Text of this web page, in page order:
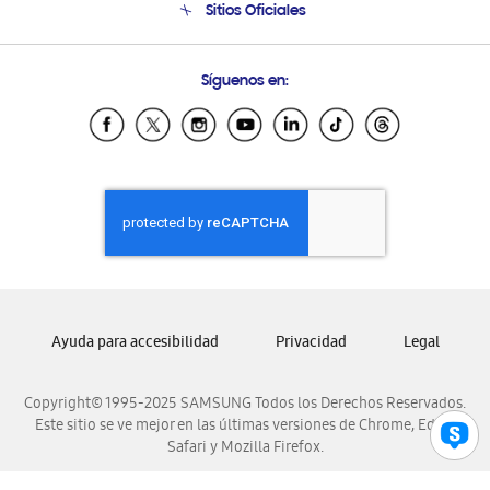
Seguimiento de tu pedido
Soporte vía eMail
Sitios Oficiales
Samsung Ecuador
Samsung El Salvador
Samsung Honduras
Samsung Nicaragua
Samsung Panamá
Samsung Venezuela
Síguenos en:
Copyright© 1995-2025 SAMSUNG Todos los Derechos Reservados.
Este sitio se ve mejor en las últimas versiones de Chrome, Edge,
Safari y Mozilla Firefox.
Ayuda para accesibilidad Privacidad Legal